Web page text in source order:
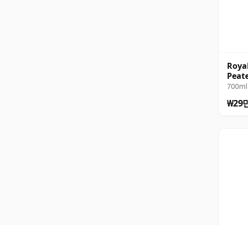
700ml
₩29